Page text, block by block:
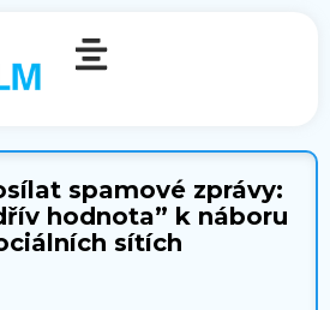
spamové zprávy:
hodnota” k náboru
sítích